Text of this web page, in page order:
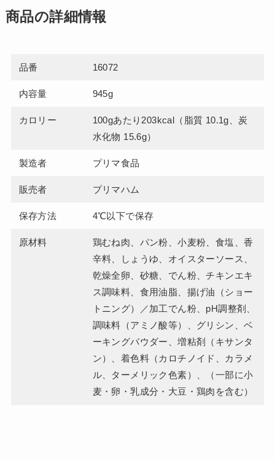
商品の詳細情報
品番 16072
内容量 945g
カロリー
100gあたり203kcal（脂質 10.1g、炭
水化物 15.6g）
製造者 プリマ食品
販売者 プリマハム
保存方法 4℃以下で保存
原材料
鶏むね肉、パン粉、小麦粉、食塩、香
辛料、しょうゆ、オイスターソース、
乾燥全卵、砂糖、でん粉、チキンエキ
ス調味料、食用油脂、揚げ油（ショー
トニング）／加工でん粉、pH調整剤、
調味料（アミノ酸等）、グリシン、ベ
ーキングパウダー、増粘剤（キサンタ
ン）、着色料（カロチノイド、カラメ
ル、ターメリック色素）、（一部に小
麦・卵・乳成分・大豆・鶏肉を含む）